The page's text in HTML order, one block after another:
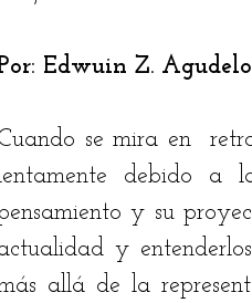
Carreño Gómez
Quiroga
Edwuin Z.
se mira en
debido a
y su
y
allá de la